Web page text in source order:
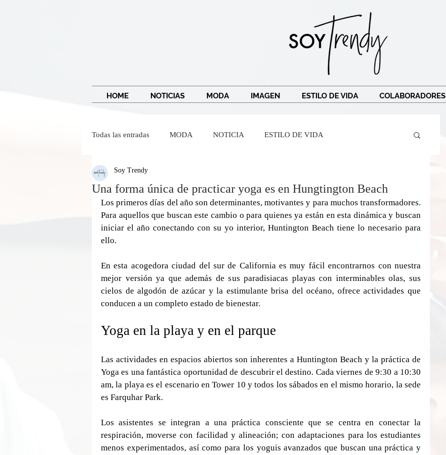
HOME NOTICIAS MODA IMAGEN ESTILO DE VIDA COLABORADORES
Todas las entradas MODA NOTICIA ESTILO DE VIDA
IMAGEN Y BELLEZA
Dr Federico Baena Q Salvador Mairena BarreAndTribe TRAVEL
Una forma única de practicar yoga es en Hungtington Beach
Soy Trendy
Los primeros días del año son determinantes, motivantes y para muchos transformadores.
Para aquellos que buscan este cambio o para quienes ya están en esta dinámica y buscan
iniciar el año conectando con su yo interior, Huntington Beach tiene lo necesario para
ello.
En esta acogedora ciudad del sur de California es muy fácil encontrarnos con nuestra
mejor versión ya que además de sus paradisiacas playas con interminables olas, sus
cielos de algodón de azúcar y la estimulante brisa del océano, ofrece actividades que
conducen a un completo estado de bienestar.
Yoga en la playa y en el parque
Las actividades en espacios abiertos son inherentes a Huntington Beach y la práctica de
Yoga es una fantástica oportunidad de descubrir el destino. Cada viernes de 9:30 a 10:30
am, la playa es el escenario en Tower 10 y todos los sábados en el mismo horario, la sede
es Farquhar Park.
Los asistentes se integran a una práctica consciente que se centra en conectar la
respiración, moverse con facilidad y alineación; con adaptaciones para los estudiantes
menos experimentados, así como para los yoguis avanzados que buscan una práctica y